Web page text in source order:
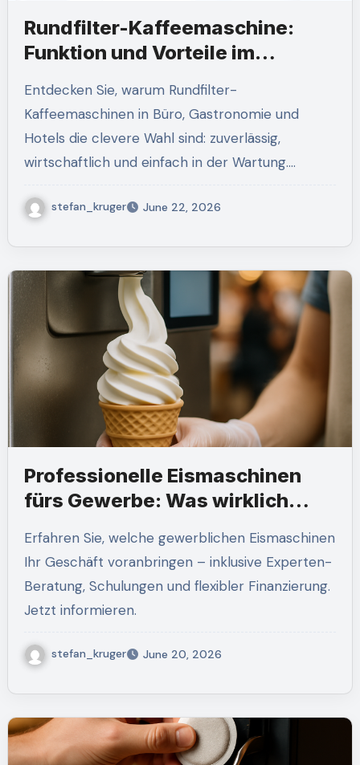
Rundfilter-Kaffeemaschine:
Funktion und Vorteile im
Entdecken Sie, warum Rundfilter-
Kaffeemaschinen in Büro, Gastronomie und
Hotels die clevere Wahl sind: zuverlässig,
wirtschaftlich und einfach in der Wartung.…
stefan_kruger June 22, 2026
Professionelle Eismaschinen
fürs Gewerbe: Was wirklich
Erfahren Sie, welche gewerblichen Eismaschinen
Ihr Geschäft voranbringen – inklusive Experten-
Beratung, Schulungen und flexibler Finanzierung.
Jetzt informieren.
stefan_kruger June 20, 2026